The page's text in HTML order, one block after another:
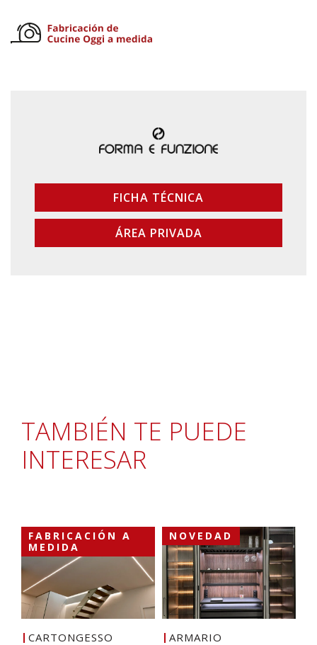
FICHA TÉCNICA
ÁREA PRIVADA
TAMBIÉN TE PUEDE
INTERESAR
FABRICACIÓN A
MEDIDA
CARTONGESSO
NOVEDAD
ARMARIO